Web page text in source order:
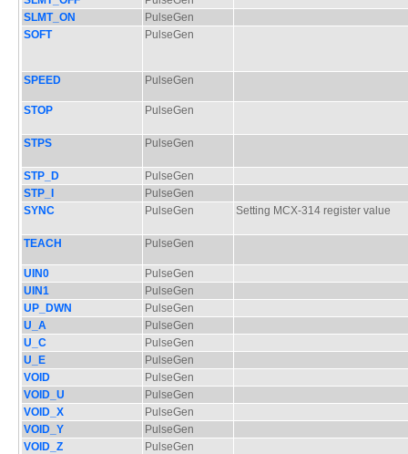
SLMT_ON
PulseGen
SOFT
PulseGen
SPEED PulseGen
STOP PulseGen
STPS PulseGen
STP_D
PulseGen
STP_I
PulseGen
SYNC
PulseGen Setting MCX-314 register value
TEACH PulseGen
UIN0
PulseGen
UIN1
PulseGen
UP_DWN
PulseGen
U_A
PulseGen
U_C
PulseGen
U_E
PulseGen
VOID
PulseGen
VOID_U
PulseGen
VOID_X
PulseGen
VOID_Y
PulseGen
VOID_Z
PulseGen